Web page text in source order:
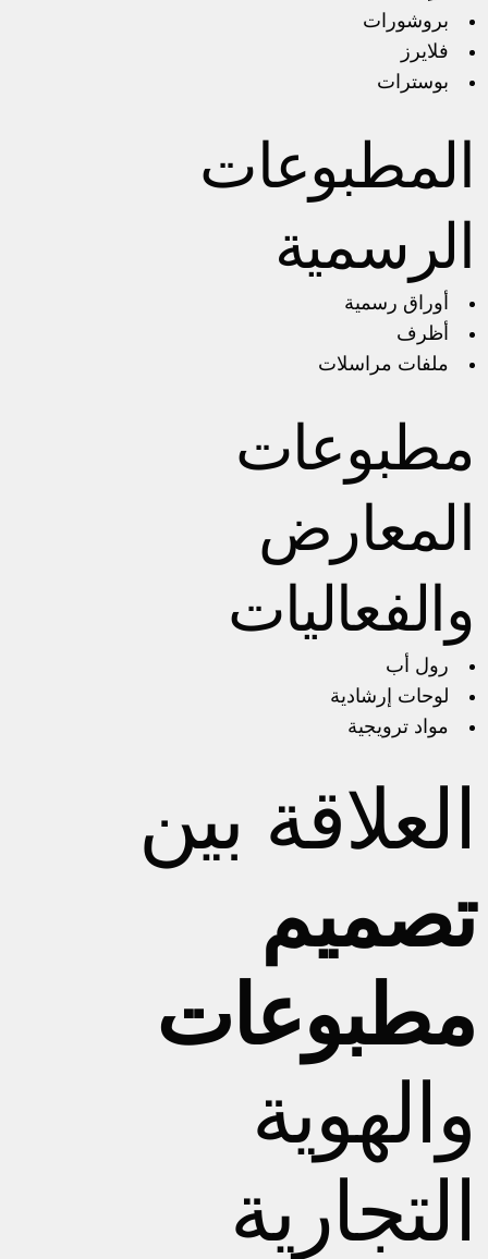
بروشورات
فلايرز
بوسترات
المطبوعات
الرسمية
أوراق رسمية
أظرف
ملفات مراسلات
مطبوعات
المعارض
والفعاليات
رول أب
لوحات إرشادية
مواد ترويجية
العلاقة بين
تصميم
مطبوعات
والهوية
التجارية